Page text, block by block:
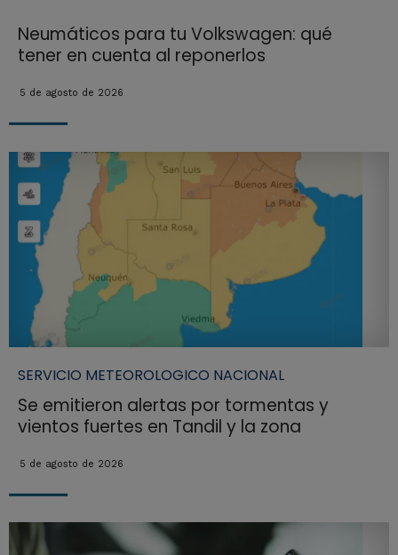
Neumáticos para tu Volkswagen: qué
tener en cuenta al reponerlos
5 de agosto de 2026
SERVICIO METEOROLOGICO NACIONAL
Se emitieron alertas por tormentas y
vientos fuertes en Tandil y la zona
5 de agosto de 2026